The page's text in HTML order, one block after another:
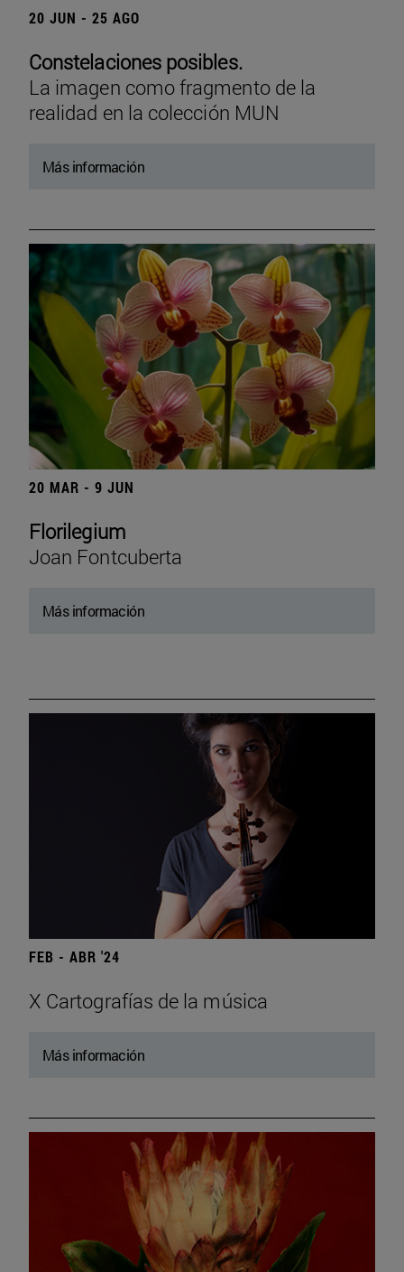
20 JUN - 25 AGO
Constelaciones posibles.
La imagen como fragmento de la
realidad en la colección MUN
Más información
20 MAR - 9 JUN
Florilegium
Joan Fontcuberta
Más información
FEB - ABR '24
X Cartografías de la música
Más información